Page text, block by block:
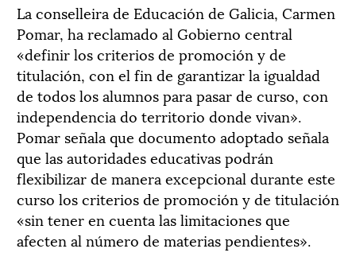
La conselleira de Educación de Galicia, Carmen
Pomar, ha reclamado al Gobierno central
«definir los criterios de promoción y de
titulación, con el fin de garantizar la igualdad
de todos los alumnos para pasar de curso, con
independencia do territorio donde vivan».
Pomar señala que documento adoptado señala
que las autoridades educativas podrán
flexibilizar de manera excepcional durante este
curso los criterios de promoción y de titulación
«sin tener en cuenta las limitaciones que
afecten al número de materias pendientes».